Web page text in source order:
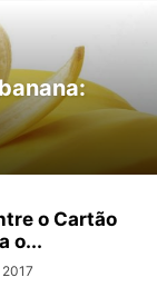
o Cartão
o...